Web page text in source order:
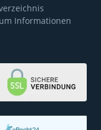
Informationen